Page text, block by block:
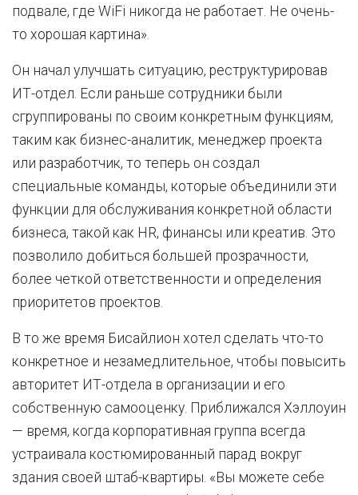
подвале, где WiFi никогда не работает. Не очень-
то хорошая картина».
Он начал улучшать ситуацию, реструктурировав
ИТ-отдел. Если раньше сотрудники были
сгруппированы по своим конкретным функциям,
таким как бизнес-аналитик, менеджер проекта
или разработчик, то теперь он создал
специальные команды, которые объединили эти
функции для обслуживания конкретной области
бизнеса, такой как HR, финансы или креатив. Это
позволило добиться большей прозрачности,
более четкой ответственности и определения
приоритетов проектов.
В то же время Бисайлион хотел сделать что-то
конкретное и незамедлительное, чтобы повысить
авторитет ИТ-отдела в организации и его
собственную самооценку. Приближался Хэллоуин
— время, когда корпоративная группа всегда
устраивала костюмированный парад вокруг
здания своей штаб-квартиры. «Вы можете себе